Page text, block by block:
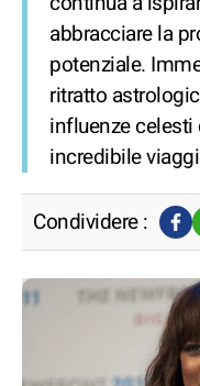
abbracciare la
potenziale.
ritratto
influenze
incredibile
Condividere :